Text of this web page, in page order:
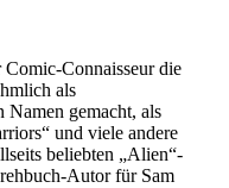
Connaisseur die
als
Namen gemacht, als
und viele andere
beliebten „Alien“-
Autor für Sam